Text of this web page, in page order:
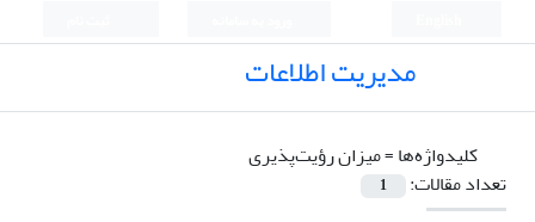
مدیریت اطلاعات
کلیدواژه‌ها =میزان رؤیت‌پذیری
تعداد مقالات:
1